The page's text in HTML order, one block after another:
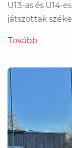
U13-as és U14-
játszottak
Tovább